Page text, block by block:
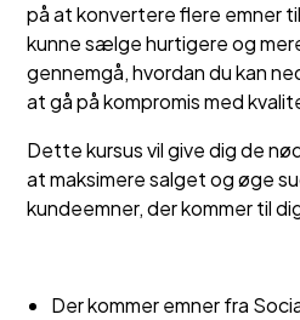
på at konvertere flere emner
kunne sælge hurtigere og
gennemgå, hvordan du kan
at gå på kompromis med
Dette kursus vil give dig de
at maksimere salget og øge
kundeemner, der kommer til
Der kommer emner fra